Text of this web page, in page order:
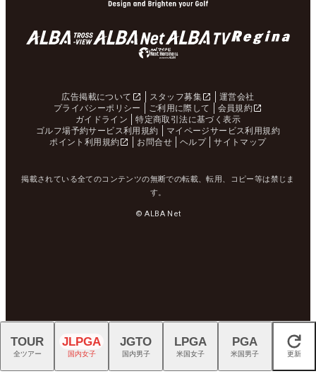
広告掲載について スタッフ募集
運営会社
プライバシーポリシー
ご利用に際して
会員規約
ガイドライン
特定商取引法に基づく表示
ゴルフ場予約サービス利用規約
マイページサービス利用規約
ポイント利用規約
お問合せ ヘルプ サイトマップ
掲載されている全てのコンテンツの無断での転載、転用、コピー等は禁じま
す。
© ALBA Net
閉じる
TOUR
全ツアー
JLPGA
国内女子
JGTO
国内男子
LPGA
米国女子
PGA
米国男子 更新